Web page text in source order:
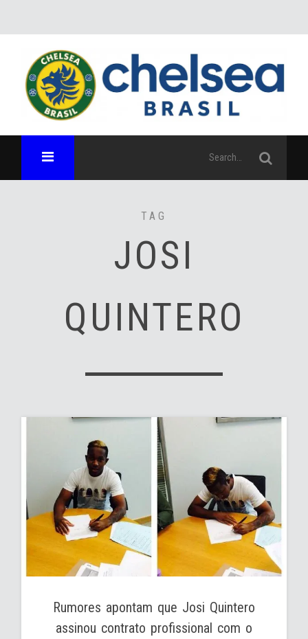
TAG
JOSI
QUINTERO
Rumores apontam que Josi Quintero
assinou contrato profissional com o